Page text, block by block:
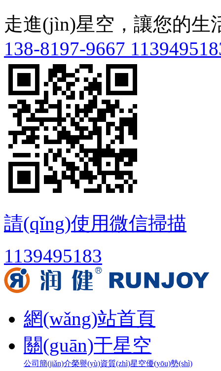
走進(jìn)星空，讓您的生
138-8197-9667
請(qǐng)使用微信掃描
1139495183
網(wǎng)站首頁
關(guān)于星空
公司簡(jiǎn)介榮譽(yù)資質(zhì)星空優(yōu)勢(shì)